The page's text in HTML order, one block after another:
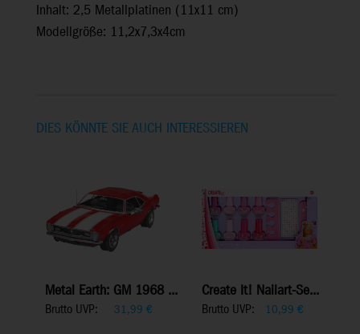
Inhalt: 2,5 Metallplatinen (11x11 cm)
Modellgröße: 11,2x7,3x4cm
DIES KÖNNTE SIE AUCH INTERESSIEREN
Metal Earth: GM 1968 ...
Brutto UVP: 31,99 €
Create It! Nailart-Se...
Brutto UVP: 10,99 €